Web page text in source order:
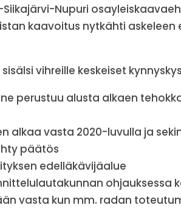
Nupuri
kaavoitus nytkähti
vihreille keskeiset
perustuu alusta alkaen
alkaa vasta 2020-luvulla ja
päätös
edelläkävijäalue
ohjauksessa
vasta kun mm. radan